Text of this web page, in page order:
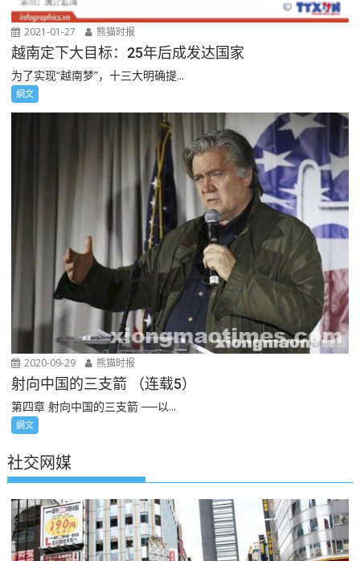
2021-01-27 熊猫时报
越南定下大目标：25年后成发达国家
为了实现“越南梦”，十三大明确提...
網文
2020-09-29 熊猫时报
射向中国的三支箭 （连载5）
第四章 射向中国的三支箭 ──以...
網文
社交网媒